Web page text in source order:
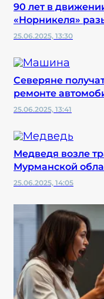
90 лет в
«Норникеля»
25.06.2025, 13:30
Северяне
ремонте
25.06.2025, 13:41
Медведя возле
Мурманской
25.06.2025, 14:05